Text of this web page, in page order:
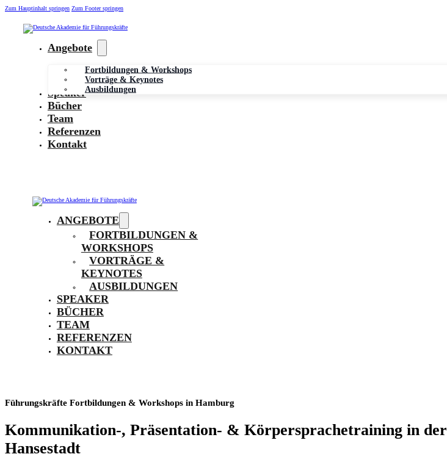
Zum Hauptinhalt springen Zum Footer springen
Angebote
Fortbildungen & Workshops
Vorträge & Keynotes
Ausbildungen
Speaker
Bücher
Team
Referenzen
Kontakt
ANGEBOTE
FORTBILDUNGEN &
WORKSHOPS
VORTRÄGE &
KEYNOTES
AUSBILDUNGEN
SPEAKER
BÜCHER
TEAM
REFERENZEN
KONTAKT
Führungskräfte Fortbildungen & Workshops in Hamburg
Kommunikation-, Präsentation- & Körpersprachetraining in der
Hansestadt